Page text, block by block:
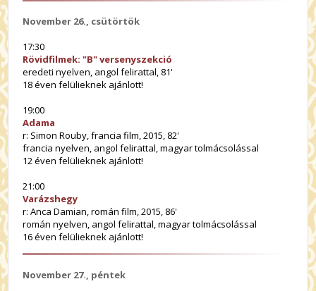
November 26., csütörtök
17:30
Rövidfilmek: "B" versenyszekció
eredeti nyelven, angol felirattal, 81'
18 éven felülieknek ajánlott!
19:00
Adama
r: Simon Rouby, francia film, 2015, 82'
francia nyelven, angol felirattal, magyar tolmácsolással
12 éven felülieknek ajánlott!
21:00
Varázshegy
r: Anca Damian, román film, 2015, 86'
román nyelven, angol felirattal, magyar tolmácsolással
16 éven felülieknek ajánlott!
November 27., péntek